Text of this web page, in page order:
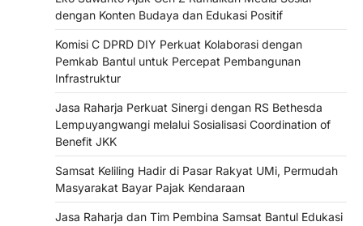
dengan Konten Budaya dan Edukasi Positif
Komisi C DPRD DIY Perkuat Kolaborasi dengan
Pemkab Bantul untuk Percepat Pembangunan
Infrastruktur
Jasa Raharja Perkuat Sinergi dengan RS Bethesda
Lempuyangwangi melalui Sosialisasi Coordination of
Benefit JKK
Samsat Keliling Hadir di Pasar Rakyat UMi, Permudah
Masyarakat Bayar Pajak Kendaraan
Jasa Raharja dan Tim Pembina Samsat Bantul Edukasi